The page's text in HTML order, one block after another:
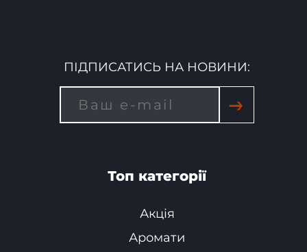
ПІДПИСАТИСЬ НА НОВИНИ:
→
Топ категорії
Акція
Аромати